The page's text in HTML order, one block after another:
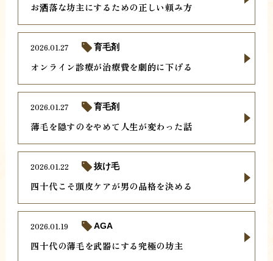
お洒落な坊主にするための正しい頼み方
オンライン診療が治療費を劇的に下げる
2026.01.27 育毛剤
薄毛を隠すのをやめて人生が変わった話
2026.01.27 育毛剤
四十代こそ頭皮ケアが男の品格を決める
2026.01.22 抜け毛
四十代の薄毛を武器にする究極の坊主
2026.01.19 AGA